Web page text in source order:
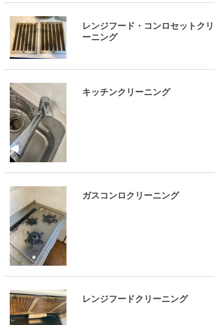
レンジフード・コンロセットクリ
ーニング
キッチンクリーニング
ガスコンロクリーニング
レンジフードクリーニング